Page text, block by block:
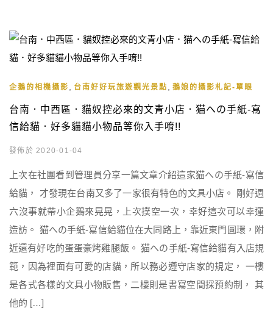
企鵝的相機攝影 台南好好玩旅遊觀光景點 鵝娘的攝影札記-單眼
台南．中西區．貓奴控必來的文青小店．猫への手紙-寫
信給貓．好多貓貓小物品等你入手唷!!
發佈於 2020-01-04
上次在社團看到管理員分享一篇文章介紹這家猫への手紙-寫信
給貓， 才發現在台南又多了一家很有特色的文具小店。 剛好週
六沒事就帶小企鵝來晃晃，上次撲空一次，幸好這次可以幸運
造訪。 猫への手紙-寫信給貓位在大同路上，靠近東門圓環，附
近還有好吃的蛋蛋豪烤雞腿飯。 猫への手紙-寫信給貓有入店規
範，因為裡面有可愛的店貓，所以務必遵守店家的規定， 一樓
是各式各樣的文具小物販售，二樓則是書寫空間採預約制， 其
他的 […]